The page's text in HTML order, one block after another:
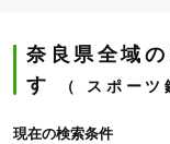
奈良県全域
す
スポーツ
現在の検索条件